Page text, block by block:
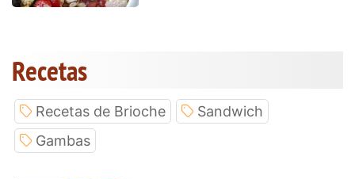
Recetas
Recetas de Brioche
Sandwich
Gambas